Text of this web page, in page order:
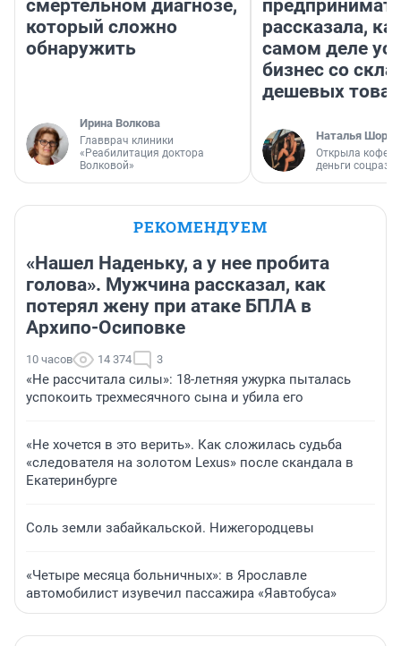
смертельном диагнозе,
который сложно
обнаружить
Ирина Волкова
Главврач клиники
«Реабилитация доктора
Волковой»
рассказала,
самом деле
бизнес со
дешевых
Наталья
Открыла
деньги
РЕКОМЕНДУЕМ
«Нашел Наденьку, а у нее пробита
голова». Мужчина рассказал, как
потерял жену при атаке БПЛА в
Архипо-Осиповке
10 часов 14 374 3
«Не рассчитала силы»: 18-летняя ужурка пыталась
успокоить трехмесячного сына и убила его
«Не хочется в это верить». Как сложилась судьба
«следователя на золотом Lexus» после скандала в
Екатеринбурге
Соль земли забайкальской. Нижегородцевы
«Четыре месяца больничных»: в Ярославле
автомобилист изувечил пассажира «Яавтобуса»